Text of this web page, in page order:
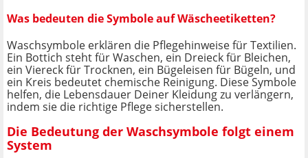
Was bedeuten die Symbole auf Wäscheetiketten?
Waschsymbole erklären die Pflegehinweise für Textilien.
Ein Bottich steht für Waschen, ein Dreieck für Bleichen,
ein Viereck für Trocknen, ein Bügeleisen für Bügeln, und
ein Kreis bedeutet chemische Reinigung. Diese Symbole
helfen, die Lebensdauer Deiner Kleidung zu verlängern,
indem sie die richtige Pflege sicherstellen.
Die Bedeutung der Waschsymbole folgt einem
System